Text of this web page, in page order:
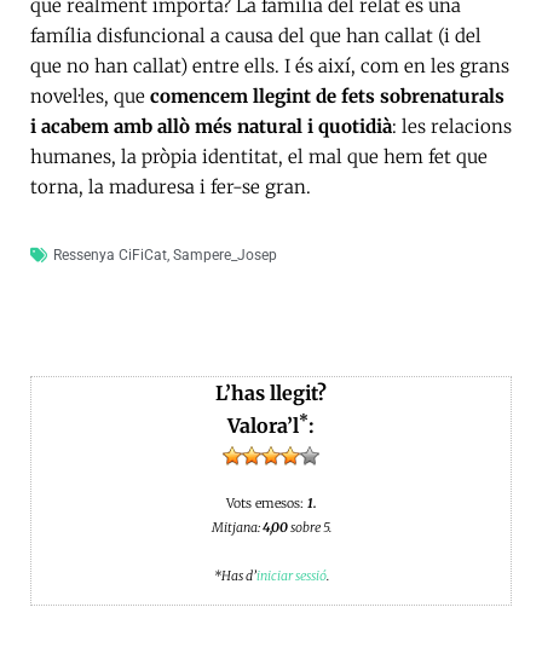
que realment importa? La família del relat és una
família disfuncional a causa del que han callat (i del
que no han callat) entre ells. I és així, com en les grans
novel·les, que comencem llegint de fets sobrenaturals
i acabem amb allò més natural i quotidià: les relacions
humanes, la pròpia identitat, el mal que hem fet que
torna, la maduresa i fer-se gran.
Ressenya CiFiCat, Sampere_Josep
L’has llegit?
Valora’l*:
Vots emesos: 1.
Mitjana:4,00sobre 5.
*Has d’iniciar sessió.